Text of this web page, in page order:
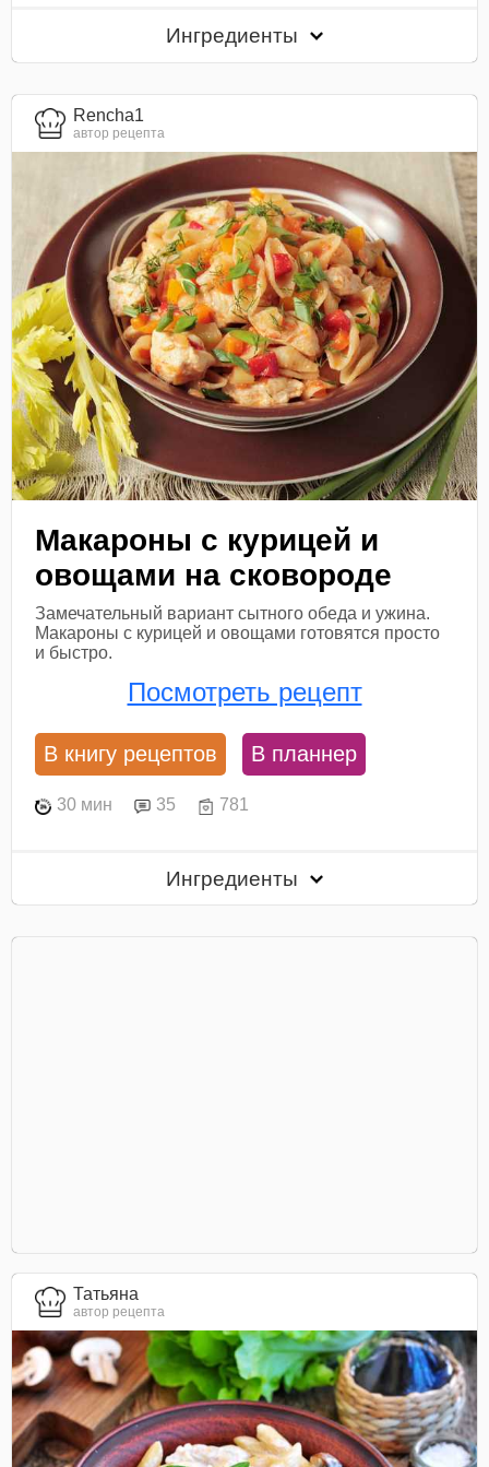
Ингредиенты
Rencha1
автор рецепта
Макароны с курицей и
овощами на сковороде
Замечательный вариант сытного обеда и ужина.
Макароны с курицей и овощами готовятся просто
и быстро.
Посмотреть рецепт
В книгу рецептов В планнер
30 мин 35 781
Ингредиенты
Татьяна
автор рецепта